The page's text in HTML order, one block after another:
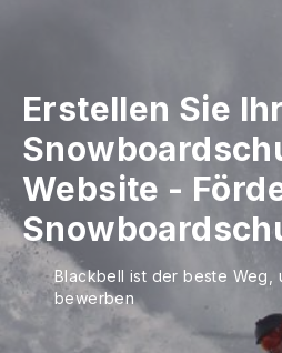
Erstellen Sie
Website -
Blackbell ist der beste Weg,
bewerben